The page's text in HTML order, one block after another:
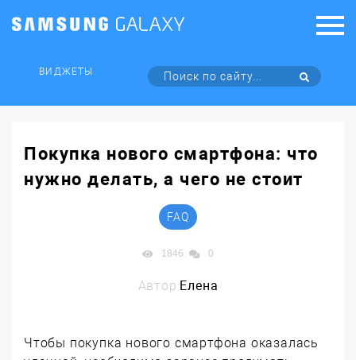
ВИДЖЕТЫ
Покупка нового смартфона: что
нужно делать, а чего не стоит
FAQ
1846 0
Автор:Елена
Чтобы покупка нового смартфона оказалась